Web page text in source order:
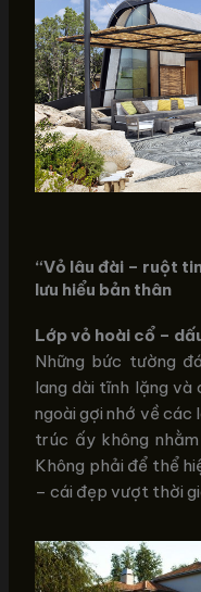
“Vỏ lâu đài – ruột
lưu hiểu bản thân
Lớp vỏ hoài cổ –
Những bức tường
lang dài tĩnh lặng và
ngoài gợi nhớ về các
trúc ấy không
Không phải để thể
– cái đẹp vượt thời